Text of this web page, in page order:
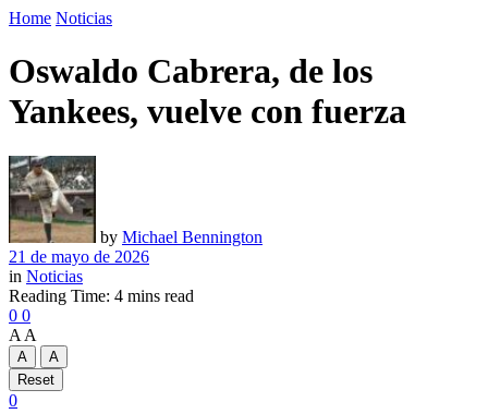
Home Noticias
Oswaldo Cabrera, de los
Yankees, vuelve con fuerza
by Michael Bennington
21 de mayo de 2026
in Noticias
Reading Time: 4 mins read
0 0
A A
A
A
Reset
0